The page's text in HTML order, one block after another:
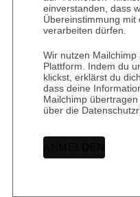
einverstanden, dass
Übereinstimmung mit
verarbeiten dürfen.
Wir nutzen
Plattform. Indem du
klickst, erklärst du
dass deine
Mailchimp übertragen
über die